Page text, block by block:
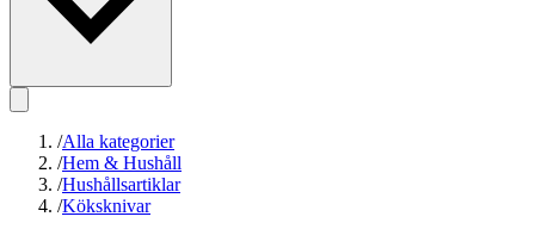
/Alla kategorier
/Hem & Hushåll
/Hushållsartiklar
/Köksknivar